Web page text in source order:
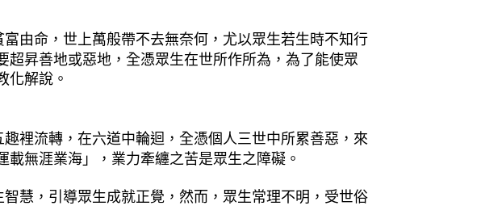
由命，世上萬般帶不去無奈何，尤以眾生若生時不知行
昇善地或惡地，全憑眾生在世所作所為，為了能使眾
化解說。
裡流轉，在六道中輪迴，全憑個人三世中所累善惡，來
無涯業海」，業力牽纏之苦是眾生之障礙。
慧，引導眾生成就正覺，然而，眾生常理不明，受世俗